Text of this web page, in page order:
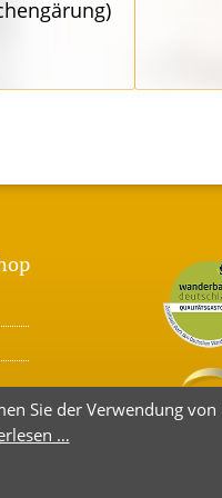
Sie der Verwendung
…